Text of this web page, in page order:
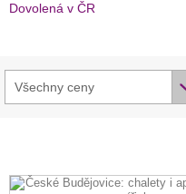
Dovolená v ČR
Všechny ceny